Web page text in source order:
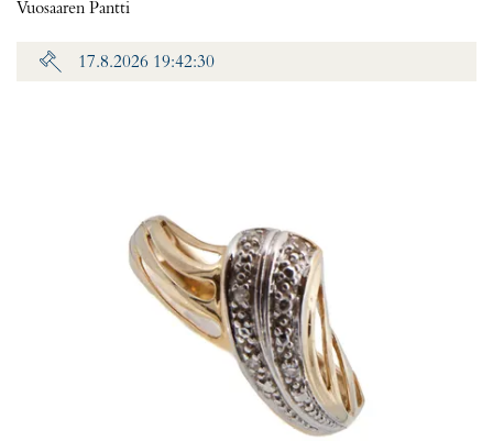
Vuosaaren Pantti
17.8.2026 19:42:30